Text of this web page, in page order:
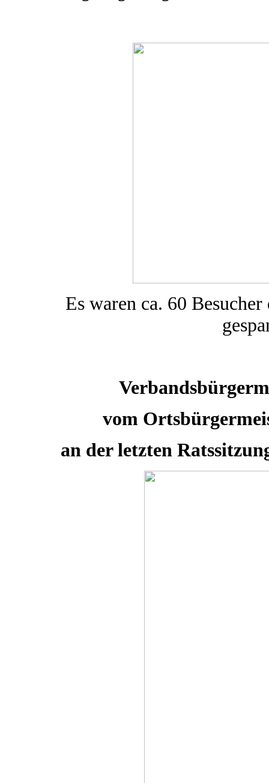
Es waren ca. 60
vom
an der letzten